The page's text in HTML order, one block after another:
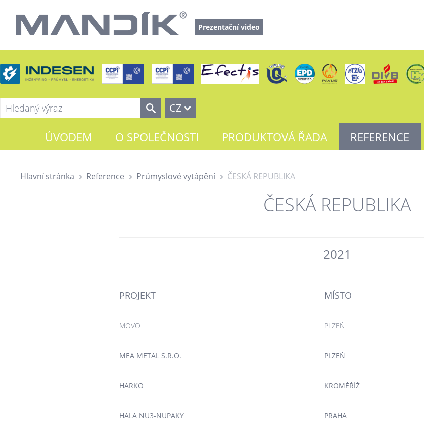
Prezentační video
CZ
ÚVODEM O SPOLEČNOSTI PRODUKTOVÁ ŘADA REFERENCE
Hlavní stránka Reference Průmyslové vytápění ČESKÁ REPUBLIKA
ČESKÁ REPUBLIKA
2021
PROJEKT MÍSTO
MOVO PLZEŇ
MEA METAL S.R.O. PLZEŇ
HARKO KROMĚŘÍŽ
HALA NU3-NUPAKY PRAHA